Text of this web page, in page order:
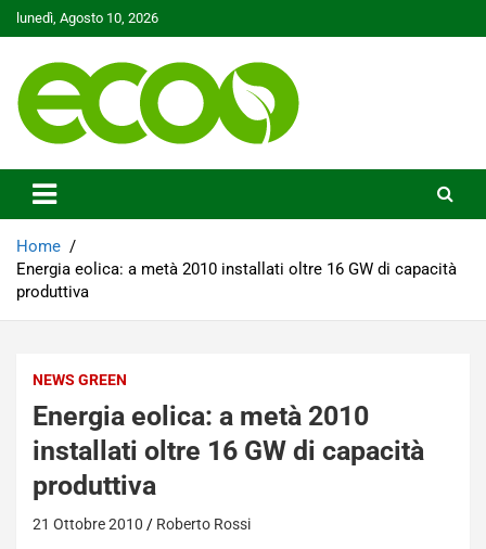
Skip
to
lunedì, Agosto 10, 2026
Ecoo.it
Home
Energia eolica: a metà 2010 installati oltre 16 GW di capacità
produttiva
NEWS GREEN
Energia eolica: a metà 2010
installati oltre 16 GW di capacità
produttiva
21 Ottobre 2010 Roberto Rossi